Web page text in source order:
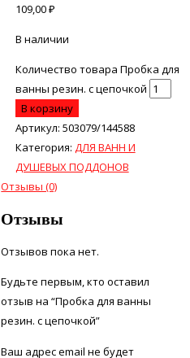
109,00₽
В наличии
Количество товара Пробка для
ванны резин. с цепочкой
В корзину
Артикул: 503079/144588
Категория: ДЛЯ ВАНН И
ДУШЕВЫХ ПОДДОНОВ
Отзывы (0)
Отзывы
Отзывов пока нет.
Будьте первым, кто оставил
отзыв на “Пробка для ванны
резин. с цепочкой”
Ваш адрес email не будет